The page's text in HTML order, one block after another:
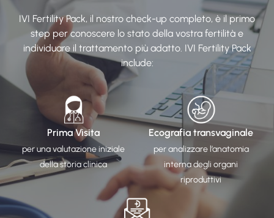
IVI Fertility Pack, il nostro check-up completo, è il primo
step per conoscere lo stato della vostra fertilità e
individuare il trattamento più adatto. IVI Fertility Pack
include:​
Prima Visita
per una valutazione iniziale
della storia clinica​
Ecografia transvaginale
per analizzare l’anatomia
interna degli organi
riproduttivi​